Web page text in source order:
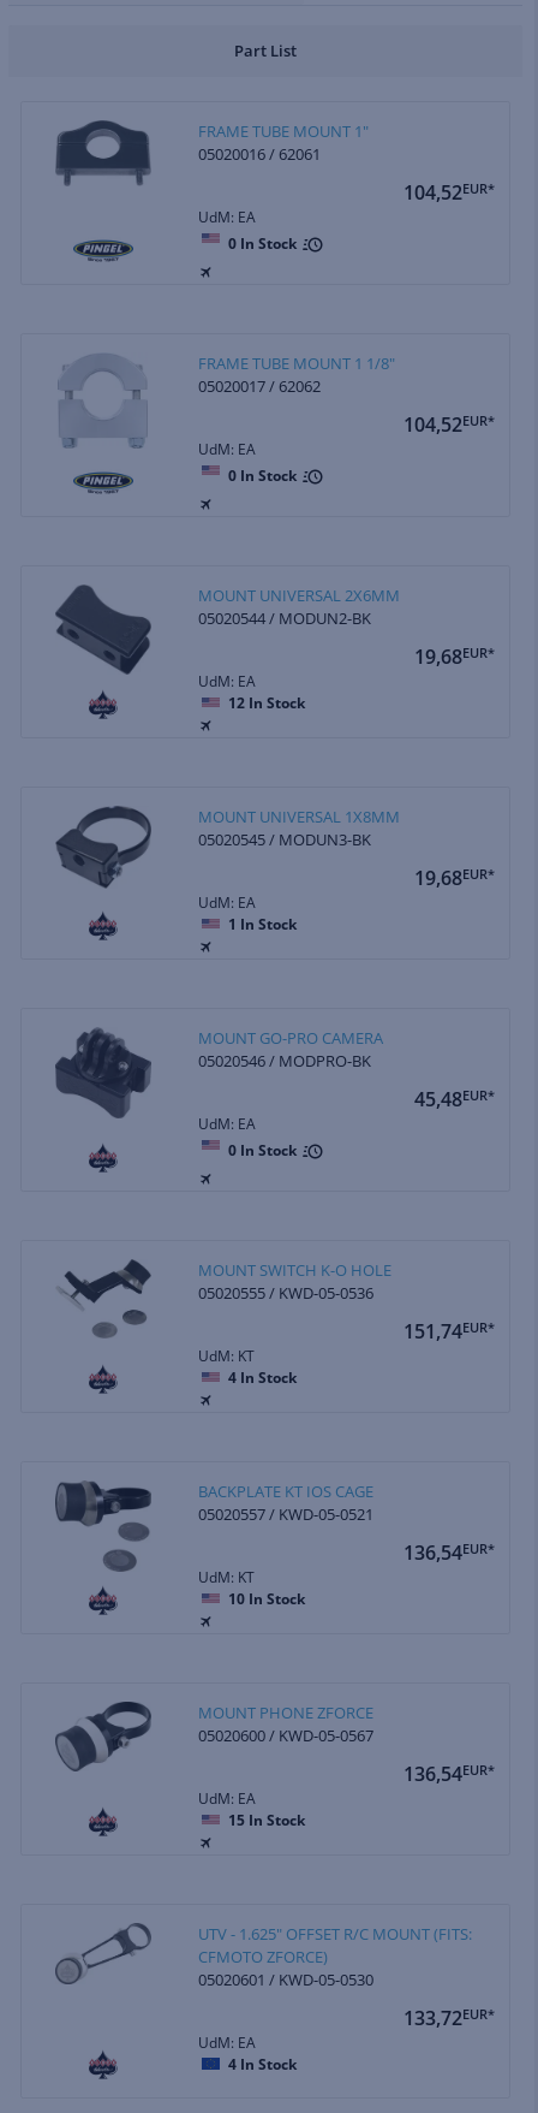
Part List
FRAME TUBE MOUNT 1"
05020016 / 62061
104,52EUR*
UdM: EA
0 In Stock
FRAME TUBE MOUNT 1 1/8"
05020017 / 62062
104,52EUR*
UdM: EA
0 In Stock
MOUNT UNIVERSAL 2X6MM
05020544 / MODUN2-BK
19,68EUR*
UdM: EA
12 In Stock
MOUNT UNIVERSAL 1X8MM
05020545 / MODUN3-BK
19,68EUR*
UdM: EA
1 In Stock
MOUNT GO-PRO CAMERA
05020546 / MODPRO-BK
45,48EUR*
UdM: EA
0 In Stock
MOUNT SWITCH K-O HOLE
05020555 / KWD-05-0536
151,74EUR*
UdM: KT
4 In Stock
BACKPLATE KT IOS CAGE
05020557 / KWD-05-0521
136,54EUR*
UdM: KT
10 In Stock
MOUNT PHONE ZFORCE
05020600 / KWD-05-0567
136,54EUR*
UdM: EA
15 In Stock
UTV - 1.625" OFFSET R/C MOUNT (FITS:
CFMOTO ZFORCE)
05020601 / KWD-05-0530
133,72EUR*
UdM: EA
4 In Stock